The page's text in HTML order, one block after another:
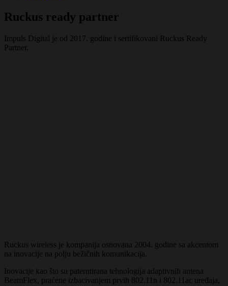
Ruckus ready partner
Impuls Digital je od 2017. godine i sertifikovani Ruckus Ready
Partner.
Ruckus wireless je kompanija osnovana 2004. godine sa akcentom
na inovacije na polju bežičnih komunikacija.
Inovacije kao što su paterntirana tehnologija adaptivnih antena
BeamFlex, praćene izbacivanjem prvih 802.11n i 802.11ac uređaja,